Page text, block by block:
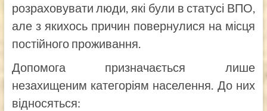
розраховувати люди, які були в статусі ВПО,
але з якихось причин повернулися на місця
постійного проживання.
Допомога призначається лише
незахищеним категоріям населення. До них
відносяться: